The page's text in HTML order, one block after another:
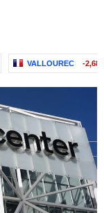
VALLOUREC -2,68